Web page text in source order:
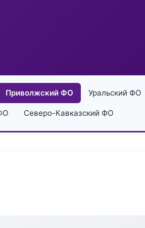
Приволжский ФО Уральский ФО
Северо-Кавказский ФО